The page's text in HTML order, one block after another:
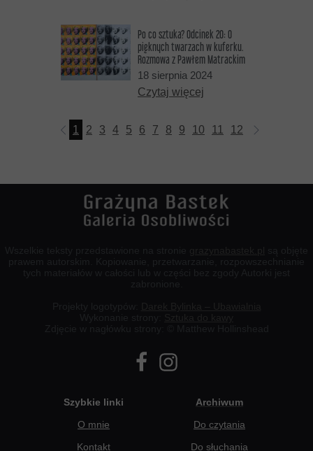
Po co sztuka? Odcinek 20: O
pięknych twarzach w kuferku.
Rozmowa z Pawłem Matrackim
18 sierpnia 2024
Czytaj więcej
1 2 3 4 5 6 7 8 9 10 11 12 13
Szybkie linki
O mnie
Kontakt
Archiwum
Do czytania
Do słuchania